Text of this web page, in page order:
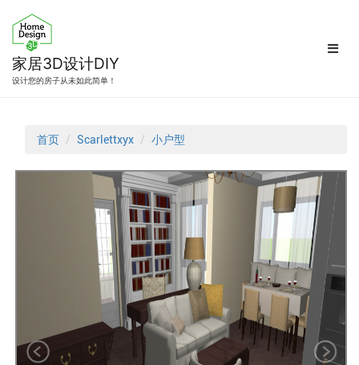
家居3D设计DIY
设计您的房子从未如此简单！
首页 Scarlettxyx 小户型